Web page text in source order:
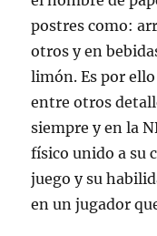
postres como:
otros y en
limón. Es por
entre otros
siempre y en la
físico unido a su
juego y su
en un jugador